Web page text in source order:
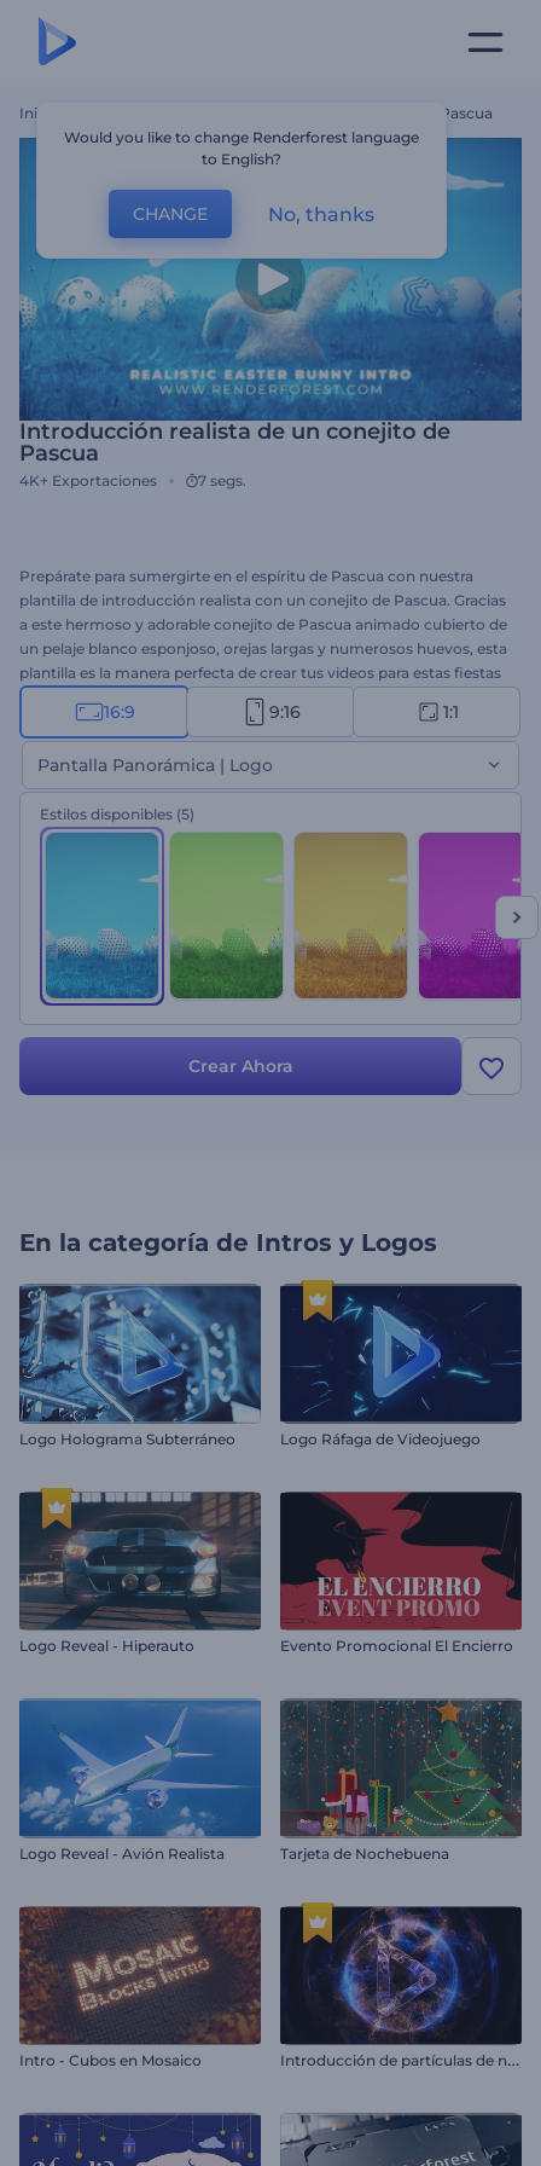
Inicio Introducción Realista De Un Conejito De Pascua
Introducción realista de un conejito de
Pascua
4K+ Exportaciones 7 segs.
Prepárate para sumergirte en el espíritu de Pascua con nuestra
plantilla de introducción realista con un conejito de Pascua. Gracias
a este hermoso y adorable conejito de Pascua animado cubierto de
un pelaje blanco esponjoso, orejas largas y numerosos huevos, esta
plantilla es la manera perfecta de crear tus videos para estas fiestas
con un mínimo esfuerzo. Ya sea que estés enviando deseos de
Pascua a familiares y amigos, promocionando los especiales de
Pascua de tu empresa o invitando a tus seres queridos a un evento
festivo, esta plantilla es una manera fácil y divertida de hacerlo.
Escribe tus mensajes para estas fiestas, inserta tu logo y agrega una
pista de música festiva para crear un video de Pascua único en
cuestión de minutos. Entonces, ¿por qué esperar? ¡Crea ahora y
16:9 9:16 1:1
Pantalla Panorámica | Logo
Estilos disponibles (5)
Crear Ahora
En la categoría de Intros y Logos
Logo Holograma Subterráneo Logo Ráfaga de Videojuego
Logo Reveal - Hiperauto Evento Promocional El Encierro
Logo Reveal - Avión Realista Tarjeta de Nochebuena
Intro - Cubos en Mosaico I
ntroducción de partículas de neón en llamas
Would you like to change Renderforest language
to English?
CHANGE No, thanks